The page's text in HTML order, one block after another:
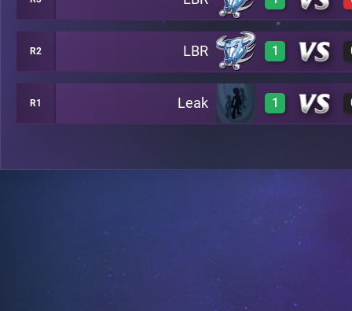
3 B6
3 B7
R2 LBR 1
3 C8
R1 Leak 1